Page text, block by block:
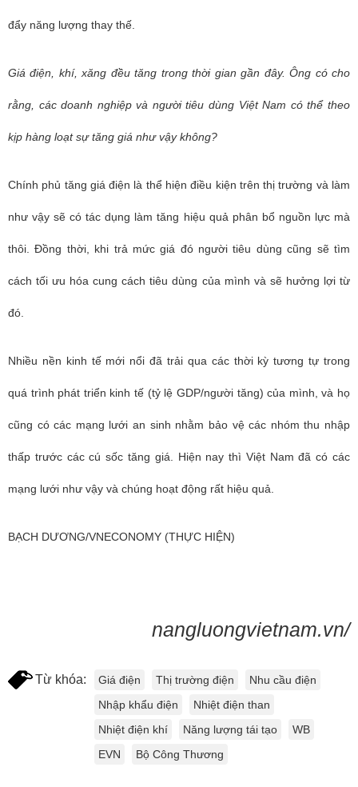
đẩy năng lượng thay thế.
Giá điện, khí, xăng đều tăng trong thời gian gần đây. Ông có cho
rằng, các doanh nghiệp và người tiêu dùng Việt Nam có thể theo
kịp hàng loạt sự tăng giá như vậy không?
Chính phủ tăng giá điện là thể hiện điều kiện trên thị trường và làm
như vậy sẽ có tác dụng làm tăng hiệu quả phân bổ nguồn lực mà
thôi. Đồng thời, khi trả mức giá đó người tiêu dùng cũng sẽ tìm
cách tối ưu hóa cung cách tiêu dùng của mình và sẽ hưởng lợi từ
đó.
Nhiều nền kinh tế mới nổi đã trải qua các thời kỳ tương tự trong
quá trình phát triển kinh tế (tỷ lệ GDP/người tăng) của mình, và họ
cũng có các mạng lưới an sinh nhằm bảo vệ các nhóm thu nhập
thấp trước các cú sốc tăng giá. Hiện nay thì Việt Nam đã có các
mạng lưới như vậy và chúng hoạt động rất hiệu quả.
BẠCH DƯƠNG/VNECONOMY (THỰC HIỆN)
nangluongvietnam.vn/
Từ khóa: Giá điện Thị trường điện
Nhu cầu điện
Nhập khẩu điện
Nhiệt điện than
Nhiệt điện khí
Năng lượng tái tạo
WB
EVN
Bộ Công Thương